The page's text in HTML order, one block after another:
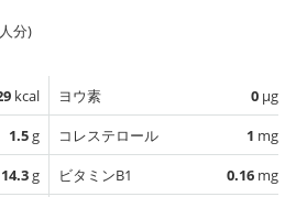
分)
kcal
1.5g
14.3g
ヨウ素 0 µg
コレステロール
1 mg
ビタミンB1
0.16 mg